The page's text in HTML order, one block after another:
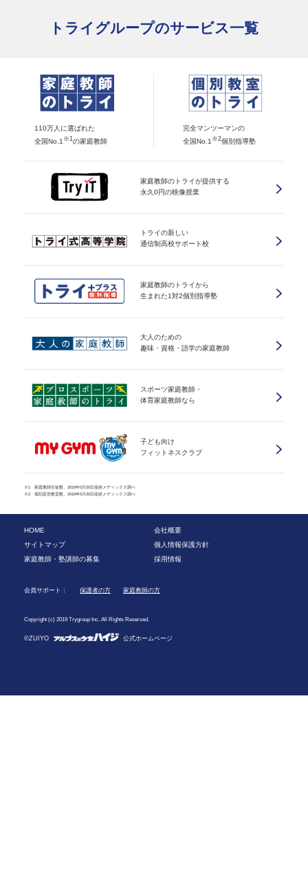
トライグループのサービス一覧
110万人に選ばれた
全国No.1 ※1 の家庭教師
完全マンツーマンの
全国No.1 ※2個別指導塾
家庭教師のトライが提供する
永久0円の映像授業
トライの新しい
通信制高校サポート校
家庭教師のトライから
生まれた1対2個別指導塾
大人のための
趣味・資格・語学の家庭教師
スポーツ家庭教師・
体育家庭教師なら
子ども向け
フィットネスクラブ
※1 家庭教師生徒数、2016年5月20日産經メディックス調べ
※2 個別直営教室数、2016年5月20日産經メディックス調べ
HOME
会社概要
サイトマップ
個人情報保護方針
家庭教師・塾講師の募集
採用情報
会員サポート： 保護者の方 家庭教師の方
Copyright (c) 2019 Trygroup Inc. All Rights Reserved.
©ZUIYO 公式ホームページ